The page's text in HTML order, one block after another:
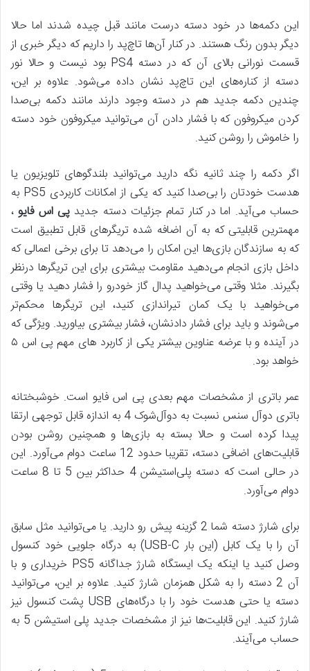
این دکمه‌ها در خود دسته درست مانند قبل چیده شدند اما حالا
دیگر بدون رنگ هستند. در کنار آن‌ها تاچ‌پد را داریم که دیگر خبری از
قسمت نورانی بالای آن که در دسته PS4 بود نیست و حالا نور
دسته از کناره‌های این تاچ‌پد نشان داده می‌شود. علاوه بر این،
چندین دکمه جدید هم در دسته وجود دارند مانند دکمه بی‌صدا
کردن میکروفون که با فشار دادن آن می‌توانید میکروفون خود دسته
را خاموش را روشن کنید.
اگر دکمه را چند ثانیه نگه دارید می‌توانید بلندگوهای تلویزیون یا
هدست خودتان را بی‌صدا کنید که یکی از امکانات کاربردی PS5 به
حساب می‌آید. اما در کنار تمام جزئیات دسته جدید پی اس فایو ،
مهمترین قابلیتی که به آن اضافه شده تریگرهای قابل تطبیق است
که به سازندگان بازی‌ها این امکان را می‌دهد تا برای برخی اعمالی که
داخل بازی انجام می‌دهید مقاومت بیشتری برای این تریگرها درنظر
بگیرند. مثلا وقتی می‌خواهید پدال گاز خودرو را فشار دهید یا وقتی
می‌خواهید با یک کمان تیراندازی کنید، این تریگرها محکم‌تر
می‌شوند و باید برای فشار دادنشان، فشار بیشتری بیاورید. ویژگی که
در آینده و با عرضه عناوین بیشتر یکی از کاربرد های مهم پی اس ۵
خواهد بود.
عمر باتری از مشخصات مهم بعدی پی اس فایو است. خوشبختانه
باتری دوآل سنس نسبت به دوآل‌شوک 4 به اندازه قابل توجهی ارتقا
پیدا کرده است و حالا بسته به بازی‌‌ها و همچنین روشن بودن
قابلیت‌های اضافی دسته، تقریبا حدود 12 ساعت دوام می‌آورد. این
در حالی است که دسته پلی‌استیشن 4 حداکثر بین 5 تا 8 ساعت
دوام می‌آورد.
برای شارژ دسته شما 2 گزینه پیش رو دارید. یا می‌توانید مثل سابق
آن را با یک کابل (این بار USB-C) به درگاه جلویی خود کنسول
وصل کنید یا اینکه یک ایستگاه شارژ جداگانه PS5 خریداری و با
آن 2 دسته را به شکل همزمان شارژ کنید. علاوه بر این، می‌توانید
دسته یا حتی هدست خود را با درگاه‌های USB پشت کنسول نیز
شارژ کنید. این قابلیت‌ها نیز از مشخصات جدید پلی استیشن 5 به
حساب می‌آیند.